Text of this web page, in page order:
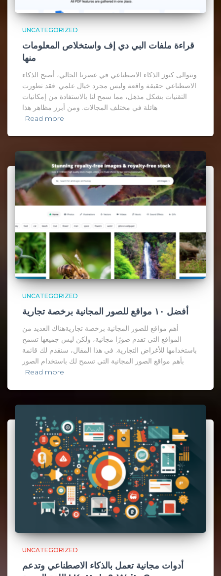
UNCATEGORIZED
قراءة ملفات البي دي إف واستخلاص المعلومات
منها
وتتوالى كنوز الذكاء الاصطناعي في عصرنا الحالي، أصبح الذكاء
الاصطناعي حقيقة واقعة وليس مجرد خيال علمي. فقد تطورت
التقنيات بشكل مذهل، مما سمح لنا بالاستفادة من إمكانيات
هائلة في مختلف المجالات. ومن أبرز مظاهر هذا
Read more
UNCATEGORIZED
أفضل ١٠ مواقع للصور المجانية برخصة تجارية
أهم مواقع للصور المجانية برخصة تجاريةهناك العديد من
المواقع التي تقدم صورًا مجانية، ولكن ليس جميعها تسمح
باستخدامها للأغراض التجارية. في هذا المقال، سنقدم لك قائمة
بأهم مواقع الصور المجانية التي تسمح لك باستخدام الصور
Read more
UNCATEGORIZED
أدوات مجانية تعمل بالذكاء الاصطناعي وتدعم